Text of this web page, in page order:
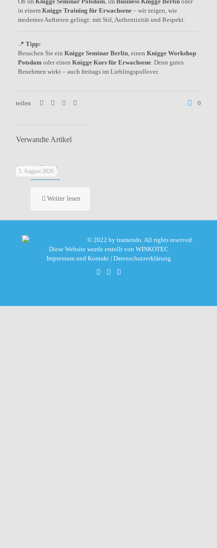
in einem Knigge Training für Erwachsene– wir zeigen, wie
modernes Auftreten gelingt: mit Stil, Authentizität und Respekt.
📍 Tipp:
Besuchen Sie ein Knigge Seminar Berlin, einen Knigge Workshop
Potsdamoder einen Knigge Kurs für Erwachsene. Denn gutes
Benehmen wirkt – auch freitags im Lieblingspullover.
teilen 0
Verwandte Artikel
5. August 2026
Salz und Pfeffer
Weiter lesen
© 2022 by tramendo. All rights reserved.
Diese Website wurde erstellt von WINKOTEC
Impressum und Kontakt| Datenschutzerklärung